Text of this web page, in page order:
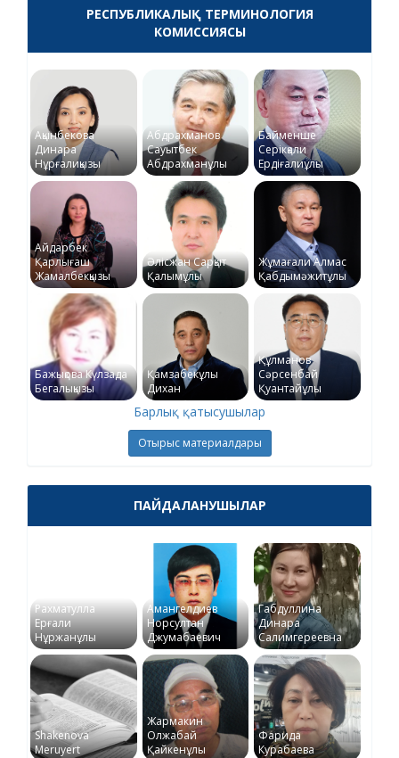
РЕСПУБЛИКАЛЫҚ ТЕРМИНОЛОГИЯ
КОМИССИЯСЫ
Ақынбекова
Динара
Нұрғалиқызы
Абдрахманов
Сауытбек
Абдрахманұлы
Байменше
Серікқали
Ердіғалиұлы
Айдарбек
Қарлығаш
Жамалбекқызы
Әлісжан Сарқыт
Қалымұлы
Жұмағали Алмас
Қабдымәжитұлы
Бажықова Күлзада
Бегалықызы
Қамзабекұлы
Дихан
Құлманов
Сәрсенбай
Қуантайұлы
Барлық қатысушылар
Отырыс материалдары
ПАЙДАЛАНУШЫЛАР
Рахматулла
Ерғали
Нұржанұлы
Амангелдиев
Норсултан
Джумабаевич
Габдуллина
Динара
Салимгереевна
Shakenova
Meruyert
Жармакин
Олжабай
Қайкенұлы
Фарида
Курабаева